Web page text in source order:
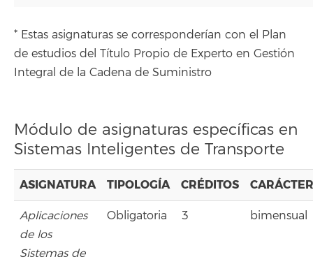
* Estas asignaturas se corresponderían con el Plan
de estudios del Título Propio de Experto en Gestión
Integral de la Cadena de Suministro
Módulo de asignaturas específicas en
Sistemas Inteligentes de Transporte
ASIGNATURA TIPOLOGÍA CRÉDITOS CARÁCTER
Aplicaciones
de los
Sistemas de
Obligatoria 3 bimensual